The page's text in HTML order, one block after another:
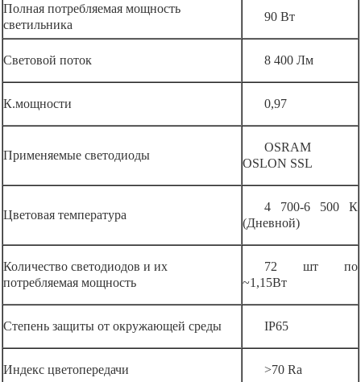
Полная потребляемая мощность
светильника
90 Вт
Световой поток 8 400 Лм
К.мощности 0,97
Применяемые светодиоды
OSRAM
OSLON SSL
Цветовая температура
4 700-6 500 К
(Дневной)
Количество светодиодов и их
потребляемая мощность
72 шт по
~1,15Вт
Степень защиты от окружающей среды IP65
Индекс цветопередачи >70 Ra